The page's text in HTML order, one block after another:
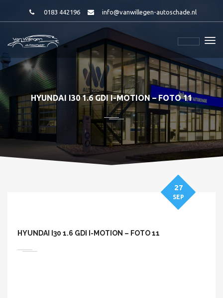
0183 442196 info@vanwillegen-autoschade.nl
HYUNDAI I30 1.6 GDI I-MOTION – FOTO 11
HYUNDAI I30 1.6 GDI I-MOTION – FOTO 11
27
SEP